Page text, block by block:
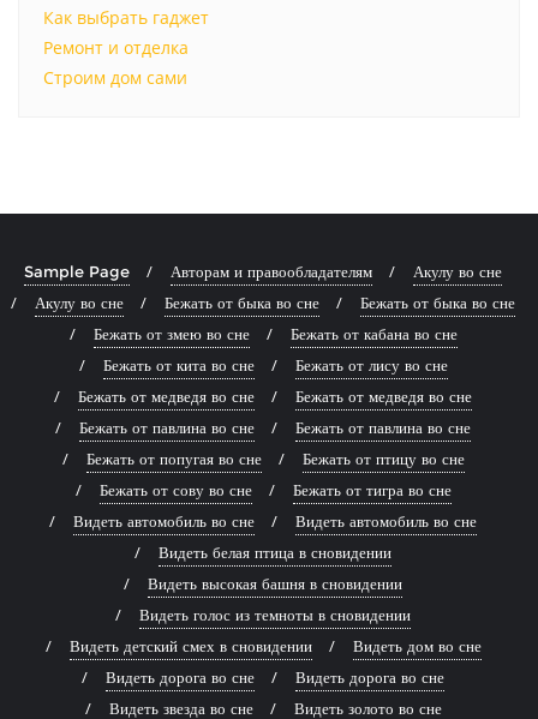
Как выбрать гаджет
Ремонт и отделка
Строим дом сами
Sample Page Авторам и правообладателям
Акулу во сне
Акулу во сне
Бежать от быка во сне
Бежать от быка во сне
Бежать от змею во сне
Бежать от кабана во сне
Бежать от кита во сне
Бежать от лису во сне
Бежать от медведя во сне
Бежать от медведя во сне
Бежать от павлина во сне
Бежать от павлина во сне
Бежать от попугая во сне
Бежать от птицу во сне
Бежать от сову во сне
Бежать от тигра во сне
Видеть автомобиль во сне
Видеть автомобиль во сне
Видеть белая птица в сновидении
Видеть высокая башня в сновидении
Видеть голос из темноты в сновидении
Видеть детский смех в сновидении
Видеть дом во сне
Видеть дорога во сне
Видеть дорога во сне
Видеть звезда во сне
Видеть золото во сне